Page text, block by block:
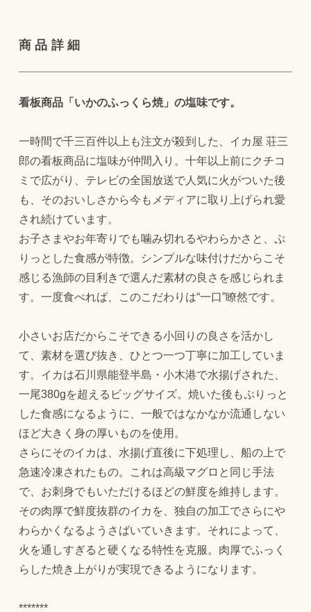
商品詳細
看板商品「いかのふっくら焼」の塩味です。
一時間で千三百件以上も注文が殺到した、イカ屋 荘三
郎の看板商品に塩味が仲間入り。十年以上前にクチコ
ミで広がり、テレビの全国放送で人気に火がついた後
も、そのおいしさから今もメディアに取り上げられ愛
され続けています。
お子さまやお年寄りでも噛み切れるやわらかさと、ぷ
りっとした食感が特徴。シンプルな味付けだからこそ
感じる漁師の目利きで選んだ素材の良さを感じられま
す。一度食べれば、このこだわりは“一口”瞭然です。
小さいお店だからこそできる小回りの良さを活かし
て、素材を選び抜き、ひとつ一つ丁寧に加工していま
す。イカは石川県能登半島・小木港で水揚げされた、
一尾380gを超えるビッグサイズ。焼いた後もぷりっと
した食感になるように、一般ではなかなか流通しない
ほど大きく身の厚いものを使用。
さらにそのイカは、水揚げ直後に下処理し、船の上で
急速冷凍されたもの。これは高級マグロと同じ手法
で、お刺身でもいただけるほどの鮮度を維持します。
その肉厚で鮮度抜群のイカを、独自の加工でさらにや
わらかくなるようさばいていきます。それによって、
火を通しすぎると硬くなる特性を克服。肉厚でふっく
らした焼き上がりが実現できるようになります。
*******